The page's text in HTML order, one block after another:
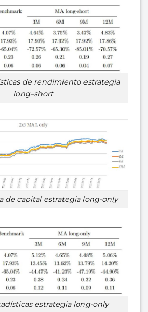
de rendimiento estrategia
long–short
de capital estrategia long-only
estrategia long-only